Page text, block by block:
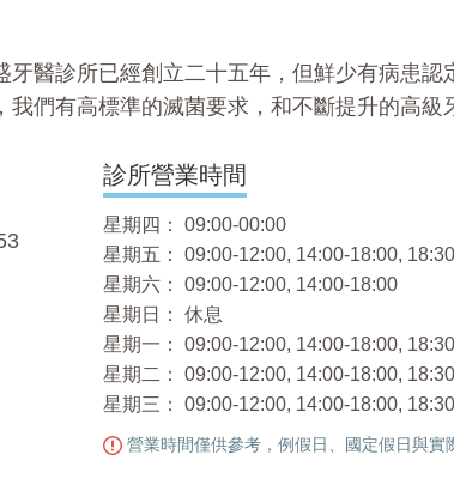
牙醫診所已經創立二十五年，但鮮少有病患
們有高標準的滅菌要求，和不斷提升的高級
診所營業時間
星期四： 09:00-00:00
星期五： 09:00-12:00, 14:00-18:00,
星期六： 09:00-12:00, 14:00-18:00
星期日： 休息
星期一： 09:00-12:00, 14:00-18:00,
星期二： 09:00-12:00, 14:00-18:00,
星期三： 09:00-12:00, 14:00-18:00,
營業時間僅供參考，例假日、國定假日與實